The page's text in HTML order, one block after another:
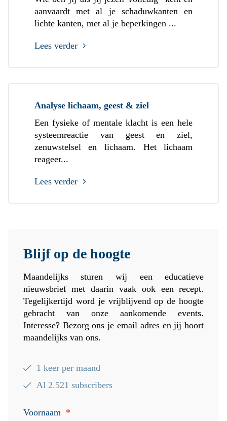
aanvaardt met al je schaduwkanten en
lichte kanten, met al je beperkingen ...
Lees verder
Analyse lichaam, geest & ziel
Een fysieke of mentale klacht is een hele
systeemreactie van geest en ziel,
zenuwstelsel en lichaam. Het lichaam
reageer...
Lees verder
Blijf op de hoogte
Maandelijks sturen wij een educatieve
nieuwsbrief met daarin vaak ook een recept.
Tegelijkertijd word je vrijblijvend op de hoogte
gebracht van onze aankomende events.
Interesse? Bezorg ons je email adres en jij hoort
maandelijks van ons.
1 keer per maand
Al 2.521 subscribers
Voornaam *